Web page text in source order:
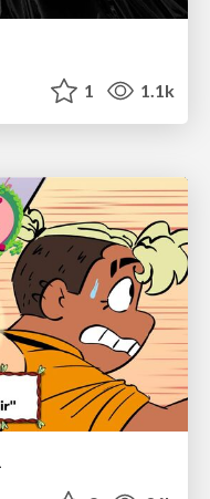
1 1.1k